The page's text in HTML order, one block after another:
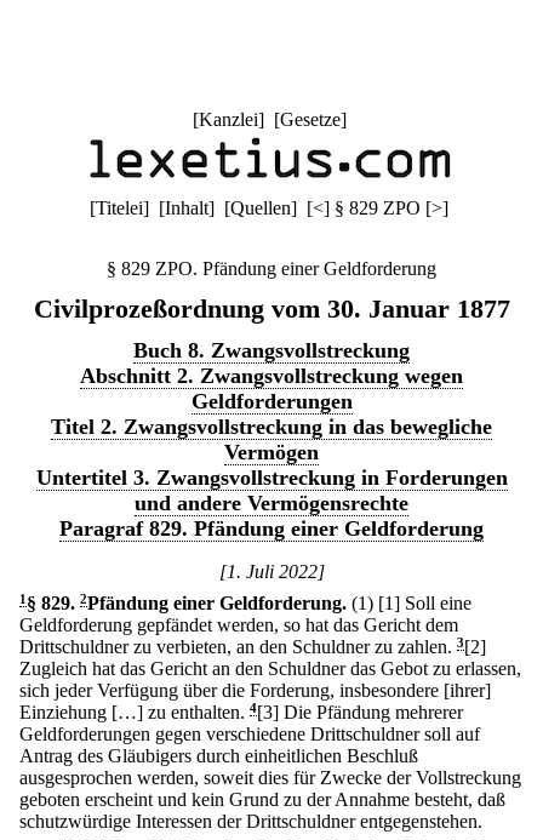
[Kanzlei] [Gesetze]
[Titelei] [Inhalt] [Quellen] [<] § 829 ZPO [>]
§ 829 ZPO. Pfändung einer Geldforderung
Civilprozeßordnung vom 30. Januar 1877
Buch 8. Zwangsvollstreckung
Abschnitt 2. Zwangsvollstreckung wegen
Geldforderungen
Titel 2. Zwangsvollstreckung in das bewegliche
Vermögen
Untertitel 3. Zwangsvollstreckung in Forderungen
und andere Vermögensrechte
Paragraf 829. Pfändung einer Geldforderung
[1. Juli 2022]
1 § 829. 2Pfändung einer Geldforderung. (1) [1] Soll eine
Geldforderung gepfändet werden, so hat das Gericht dem
Drittschuldner zu verbieten, an den Schuldner zu zahlen. 3[2]
Zugleich hat das Gericht an den Schuldner das Gebot zu erlassen,
sich jeder Verfügung über die Forderung, insbesondere [ihrer]
Einziehung […] zu enthalten. 4[3] Die Pfändung mehrerer
Geldforderungen gegen verschiedene Drittschuldner soll auf
Antrag des Gläubigers durch einheitlichen Beschluß
ausgesprochen werden, soweit dies für Zwecke der Vollstreckung
geboten erscheint und kein Grund zu der Annahme besteht, daß
schutzwürdige Interessen der Drittschuldner entgegenstehen.